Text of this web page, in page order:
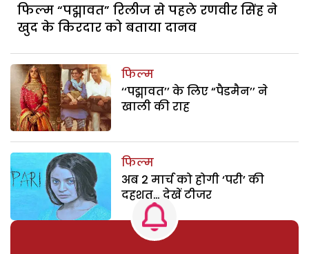
फिल्म “पद्मावत” रिलीज से पहले रणवीर सिंह ने
खुद के किरदार को बताया दानव
फिल्म
‘‘पद्मावत’’ के लिए “पैडमैन’’ ने
खाली की राह
फिल्म
अब 2 मार्च को होगी ‘परी’ की
दहशत… देखें टीजर